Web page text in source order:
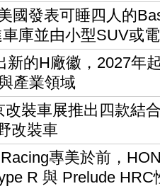
國發表可睡四人的
庫並由小型SUV或
新的H廠徽，2027年
產業領域
改裝車展推出四款結
改裝車
專美於前，
R 與 Prelude HRC